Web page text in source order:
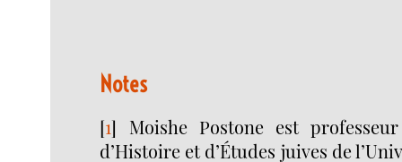
Notes
[1] Moishe Postone est
d’Histoire et d’Études juives de